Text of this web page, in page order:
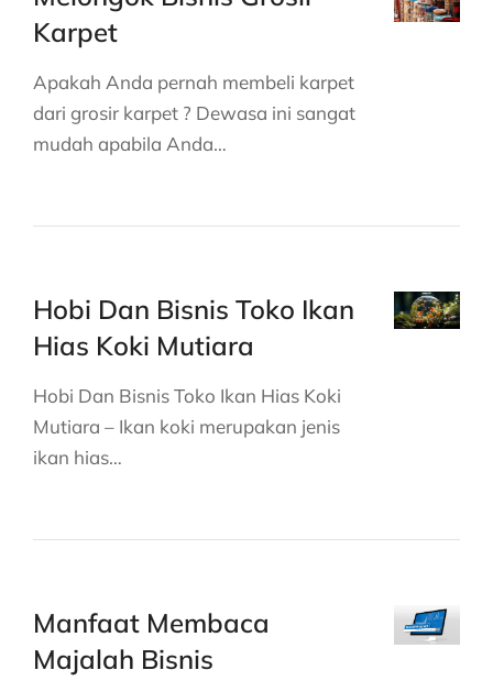
Karpet
Apakah Anda pernah membeli karpet
dari grosir karpet ? Dewasa ini sangat
mudah apabila Anda…
Hobi Dan Bisnis Toko Ikan
Hias Koki Mutiara
Hobi Dan Bisnis Toko Ikan Hias Koki
Mutiara – Ikan koki merupakan jenis
ikan hias…
Manfaat Membaca
Majalah Bisnis